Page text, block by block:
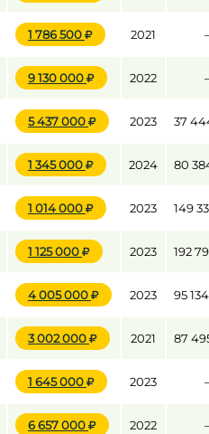
1 786 500 2021
9 130 000 2022
5 437 000 2023 37
1 345 000 2024 80
1 014 000 2023 149
1 125 000 2023 192
4 005 000 2023 95 134
3 002 000 2021 87
1 645 000 2023
6 657 000 2022